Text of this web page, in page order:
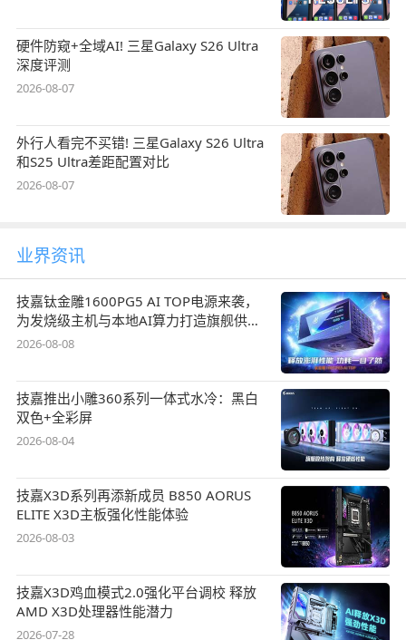
硬件防窥+全域AI! 三星Galaxy S26 Ultra
深度评测
2026-08-07
外行人看完不买错! 三星Galaxy S26 Ultra
和S25 Ultra差距配置对比
2026-08-07
业界资讯
技嘉钛金雕1600PG5 AI TOP电源来袭，
为发烧级主机与本地AI算力打造旗舰供电
方案
2026-08-08
技嘉推出小雕360系列一体式水冷：黑白
双色+全彩屏
2026-08-04
技嘉X3D系列再添新成员 B850 AORUS
ELITE X3D主板强化性能体验
2026-08-03
技嘉X3D鸡血模式2.0强化平台调校 释放
AMD X3D处理器性能潜力
2026-07-28